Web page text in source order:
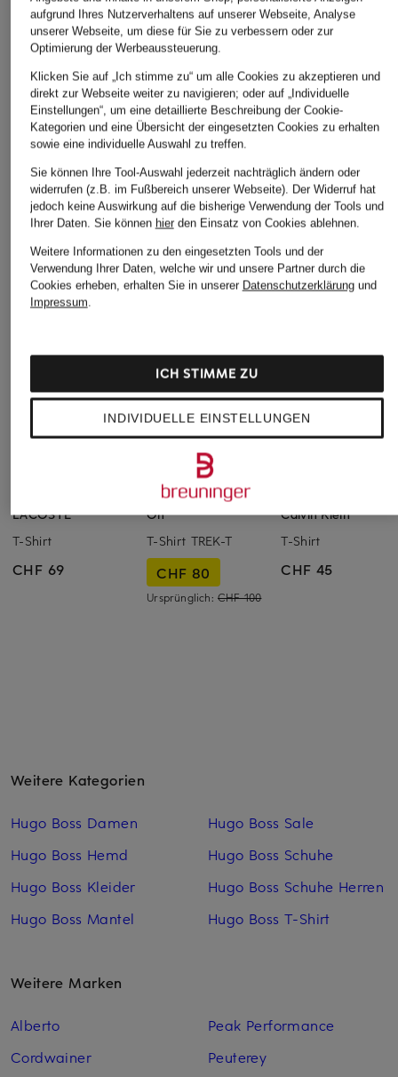
LACOSTE
T-Shirt
CHF 69
On
T-Shirt TREK-T
CHF 80
Ursprünglich: CHF 100
Calvin Klein
T-Shirt
CHF 45
Weitere Kategorien
Hugo Boss Damen
Hugo Boss Hemd
Hugo Boss Kleider
Hugo Boss Mantel
Hugo Boss Sale
Hugo Boss Schuhe
Hugo Boss Schuhe Herren
Hugo Boss T-Shirt
Weitere Marken
Alberto
Cordwainer
Peak Performance
Peuterey
aufgrund Ihres Nutzerverhaltens auf unserer Webseite, Analyse
unserer Webseite, um diese für Sie zu verbessern oder zur
Optimierung der Werbeaussteuerung.
Klicken Sie auf „Ich stimme zu“ um alle Cookies zu akzeptieren und
direkt zur Webseite weiter zu navigieren; oder auf „Individuelle
Einstellungen“, um eine detaillierte Beschreibung der Cookie-
Kategorien und eine Übersicht der eingesetzten Cookies zu erhalten
sowie eine individuelle Auswahl zu treffen.
Sie können Ihre Tool-Auswahl jederzeit nachträglich ändern oder
widerrufen (z.B. im Fußbereich unserer Webseite). Der Widerruf hat
jedoch keine Auswirkung auf die bisherige Verwendung der Tools und
Ihrer Daten. Sie können hierden Einsatz von Cookies ablehnen.
Weitere Informationen zu den eingesetzten Tools und der
Verwendung Ihrer Daten, welche wir und unsere Partner durch die
Cookies erheben, erhalten Sie in unserer Datenschutzerklärungund
Impressum.
INDIVIDUELLE EINSTELLUNGEN
ICH STIMME ZU